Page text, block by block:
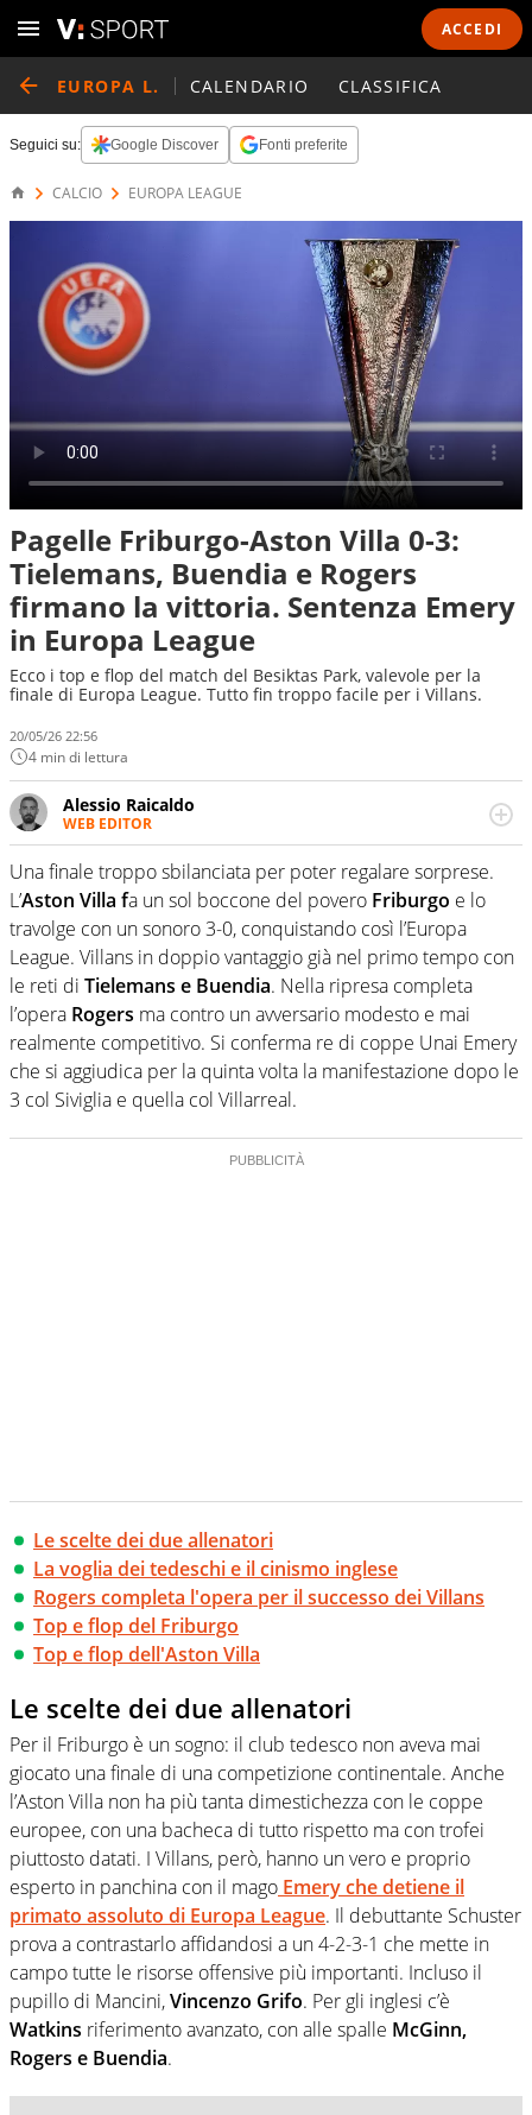
ACCEDI
EUROPA L. CALENDARIO CLASSIFICA
Seguici su: Google Discover Fonti preferite
CALCIO EUROPA LEAGUE
Pagelle Friburgo-Aston Villa 0-3:
Tielemans, Buendia e Rogers
firmano la vittoria. Sentenza Emery
in Europa League
Ecco i top e flop del match del Besiktas Park, valevole per la
finale di Europa League. Tutto fin troppo facile per i Villans.
20/05/26 22:56
4 min di lettura
Alessio Raicaldo
WEB EDITOR
Un figlio che si chiama Diego e la tesi di laurea sugli stadi
di proprietà in Italia. Il calcio quale filo conduttore
irrinunciabile tra passione e professione. Per Virgilio
Sport indaga, approfondisce e scandaglia l'universo
mondo dello sport per antonomasia
Una finale troppo sbilanciata per poter regalare sorprese.
L’Aston Villa fa un sol boccone del povero Friburgo e lo
travolge con un sonoro 3-0, conquistando così l’Europa
League. Villans in doppio vantaggio già nel primo tempo con
le reti di Tielemans e Buendia. Nella ripresa completa
l’opera Rogers ma contro un avversario modesto e mai
realmente competitivo. Si conferma re di coppe Unai Emery
che si aggiudica per la quinta volta la manifestazione dopo le
3 col Siviglia e quella col Villarreal.
Le scelte dei due allenatori
La voglia dei tedeschi e il cinismo inglese
Rogers completa l'opera per il successo dei Villans
Top e flop del Friburgo
Top e flop dell'Aston Villa
Le scelte dei due allenatori
Per il Friburgo è un sogno: il club tedesco non aveva mai
giocato una finale di una competizione continentale. Anche
l’Aston Villa non ha più tanta dimestichezza con le coppe
europee, con una bacheca di tutto rispetto ma con trofei
piuttosto datati. I Villans, però, hanno un vero e proprio
esperto in panchina con il mago Emery che detiene il
primato assoluto di Europa League. Il debuttante Schuster
prova a contrastarlo affidandosi a un 4-2-3-1 che mette in
campo tutte le risorse offensive più importanti. Incluso il
pupillo di Mancini,Vincenzo Grifo. Per gli inglesi c’è
Watkins riferimento avanzato, con alle spalle McGinn,
Rogers e Buendia.